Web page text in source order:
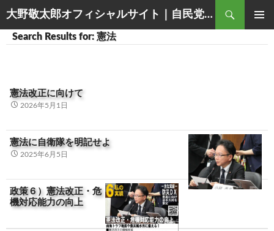
大野敬太郎オフィシャルサイト｜自民党香川３区衆議院議員
Search
MENU
TO
Search Results for: 憲法
憲法改正に向けて
2026年5月1日
憲法に自衛隊を明記せよ
2025年6月5日
政策６）憲法改正・危
機対応能力の向上